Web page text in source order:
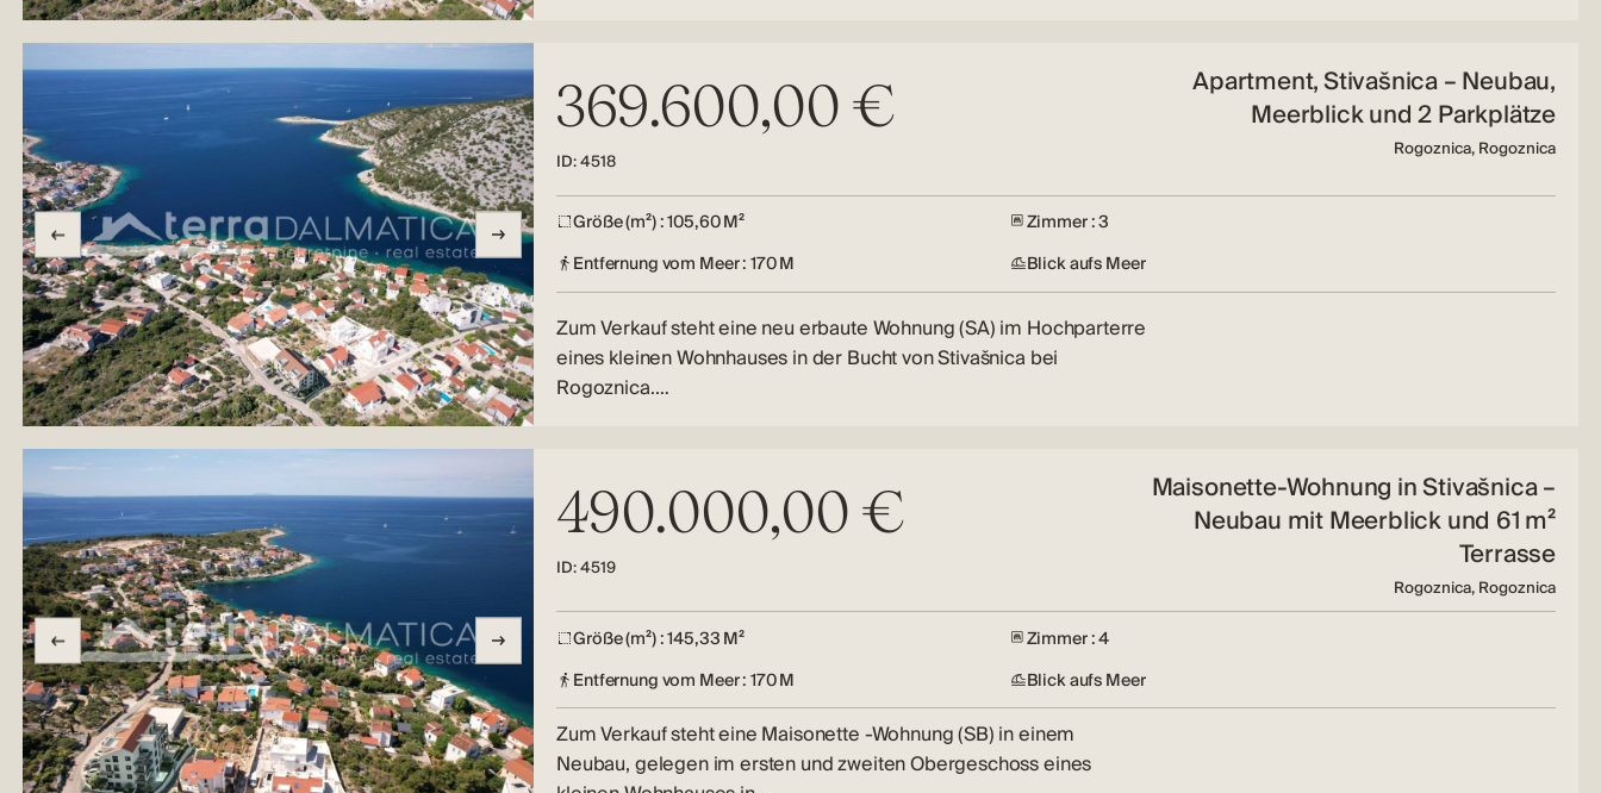
369.600,00 €
ID: 4518
Apartment, Stivašnica – Neubau,
Meerblick und 2 Parkplätze
Rogoznica, Rogoznica
Größe (m²) : 105,60 M²
Zimmer : 3
Entfernung vom Meer : 170 M
Blick aufs Meer
Zum Verkauf steht eine neu erbaute Wohnung (SA) im Hochparterre
eines kleinen Wohnhauses in der Bucht von Stivašnica bei
Rogoznica.…
490.000,00 €
ID: 4519
Maisonette-Wohnung in Stivašnica –
Neubau mit Meerblick und 61 m²
Terrasse
Rogoznica, Rogoznica
Größe (m²) : 145,33 M²
Zimmer : 4
Entfernung vom Meer : 170 M
Blick aufs Meer
Zum Verkauf steht eine Maisonette -Wohnung (SB) in einem
Neubau, gelegen im ersten und zweiten Obergeschoss eines